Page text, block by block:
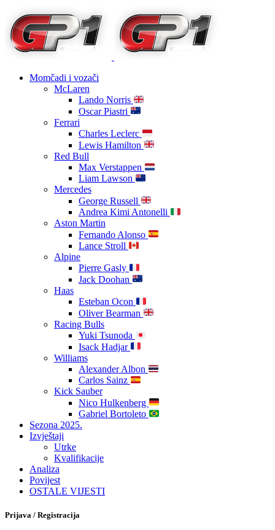
Momčadi i vozači
McLaren
Lando Norris
Oscar Piastri
Ferrari
Charles Leclerc
Lewis Hamilton
Red Bull
Max Verstappen
Liam Lawson
Mercedes
George Russell
Andrea Kimi Antonelli
Aston Martin
Fernando Alonso
Lance Stroll
Alpine
Pierre Gasly
Jack Doohan
Haas
Esteban Ocon
Oliver Bearman
Racing Bulls
Yuki Tsunoda
Isack Hadjar
Williams
Alexander Albon
Carlos Sainz
Kick Sauber
Nico Hulkenberg
Gabriel Bortoleto
Sezona 2025.
Izvještaji
Utrke
Kvalifikacije
Analiza
Povijest
OSTALE VIJESTI
Prijava / Registracija